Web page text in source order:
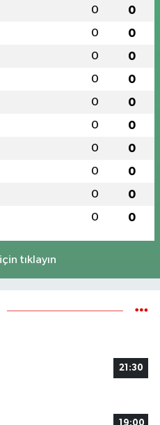
0 0
0 0
0 0
0 0
0 0
0 0
0 0
0 0
0 0
0 0
tıklayın
21:30